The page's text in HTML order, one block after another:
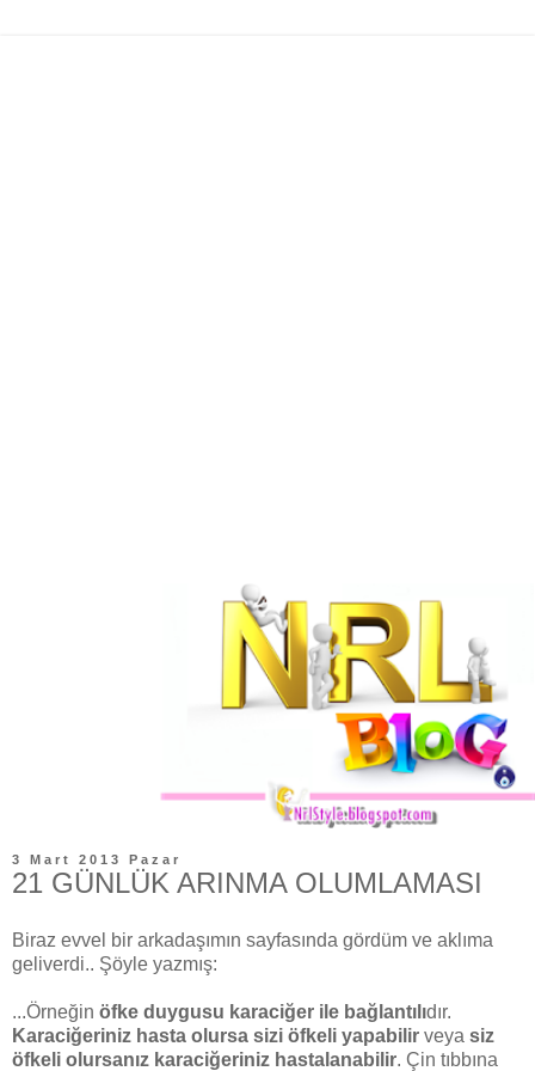
3 Mart 2013 Pazar
21 GÜNLÜK ARINMA OLUMLAMASI
Biraz evvel bir arkadaşımın sayfasında gördüm ve aklıma
geliverdi.. Şöyle yazmış:
...Örneğin öfke duygusu karaciğer ile bağlantılıdır.
Karaciğeriniz hasta olursa sizi öfkeli yapabilir veya siz
öfkeli olursanız karaciğeriniz hastalanabilir. Çin tıbbına